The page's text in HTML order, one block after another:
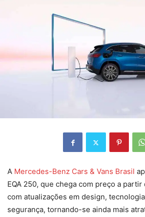
A Mercedes-Benz Cars & Vans Brasil
EQA 250, que chega com preço a
com atualizações em design,
segurança, tornando-se ainda mais